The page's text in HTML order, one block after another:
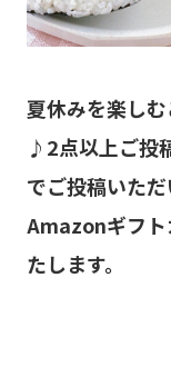
夏休みを楽し
♪2点以上ご投
でご投稿いた
Amazonギフ
たします。